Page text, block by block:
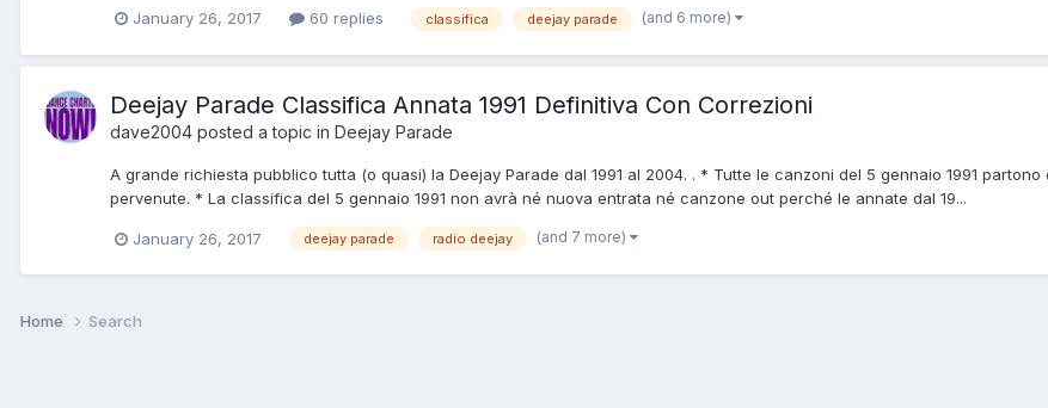
January 26, 2017 60 replies classifica deejay parade (and 6 more)
Deejay Parade Classifica Annata 1991 Definitiva Con Correzioni
dave2004 posted a topic in Deejay Parade
A grande richiesta pubblico tutta (o quasi) la Deejay Parade dal 1991 al 2004. . * Tutte le canzoni del 5 gennaio 1991
pervenute. * La classifica del 5 gennaio 1991 non avrà né nuova entrata né canzone out perché le annate dal 19...
January 26, 2017 deejay parade radio deejay (and 7 more)
Home Search